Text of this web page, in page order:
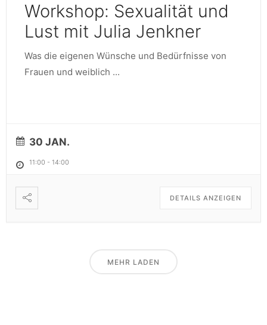
Workshop: Sexualität und
Lust mit Julia Jenkner
Was die eigenen Wünsche und Bedürfnisse von
Frauen und weiblich ...
30 JAN.
11:00 - 14:00
DETAILS ANZEIGEN
MEHR LADEN